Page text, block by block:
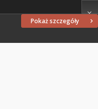
Pokaż szczegóły